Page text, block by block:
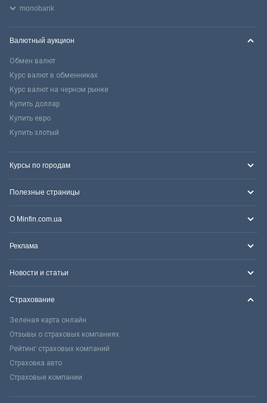
monobank
Валютный аукцион
Обмен валют
Курс валют в обменниках
Курс валют на черном рынке
Купить доллар
Купить евро
Купить злотый
Курсы по городам
Полезные страницы
О Minfin.com.ua
Реклама
Новости и статьи
Страхование
Зеленая карта онлайн
Отзывы о страховых компаниях
Рейтинг страховых компаний
Страховка авто
Страховые компании